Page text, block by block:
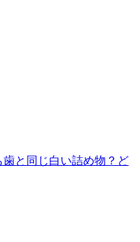
と同じ白い詰め物？ど